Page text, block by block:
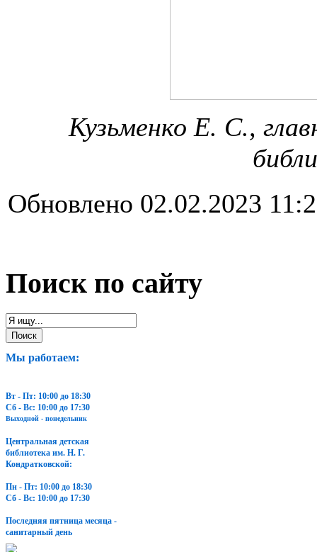
Кузьменко Е. С.,
Обновлено 02.02.2023
Поиск по сайту
Мы работаем:
Вт - Пт: 10:00 до 18:30
Сб - Вс: 10:00 до 17:30
Выходной - понедельник
Центральная детская
библиотека им. Н. Г.
Кондратковской:
Пн - Пт: 10:00 до 18:30
Сб - Вс: 10:00 до 17:30
Последняя пятница месяца -
санитарный день